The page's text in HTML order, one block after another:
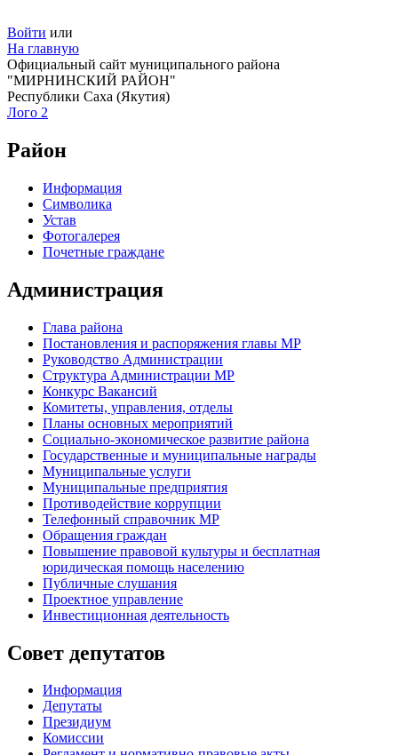
Войти или
На главную
Официальный сайт муниципального района
"МИРНИНСКИЙ РАЙОН"
Республики Саха (Якутия)
Лого 2
Район
Информация
Символика
Устав
Фотогалерея
Почетные граждане
Администрация
Глава района
Постановления и распоряжения главы МР
Руководство Администрации
Структура Администрации МР
Конкурс Вакансий
Комитеты, управления, отделы
Планы основных мероприятий
Социально-экономическое развитие района
Государственные и муниципальные награды
Муниципальные услуги
Муниципальные предприятия
Противодействие коррупции
Телефонный справочник МР
Обращения граждан
Повышение правовой культуры и бесплатная
юридическая помощь населению
Публичные слушания
Проектное управление
Инвестиционная деятельность
Совет депутатов
Информация
Депутаты
Президиум
Комиссии